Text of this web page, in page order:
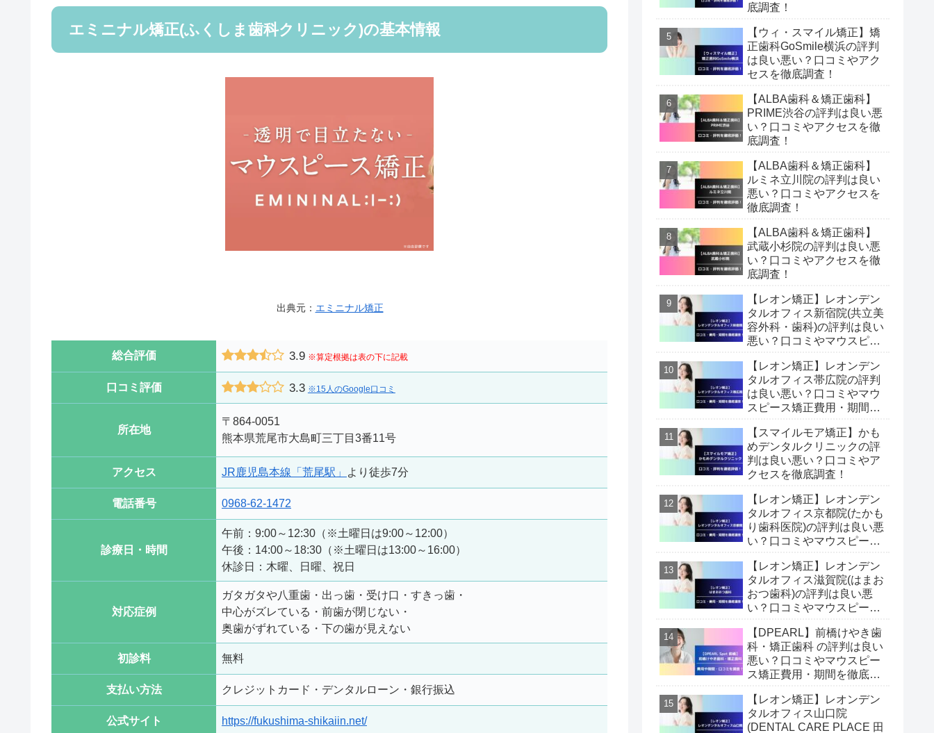
エミニナル矯正(ふくしま歯科クリニック)の基本情報
出典元： エミニナル矯正
総合評価 3.9 ※算定根拠は表の下に記載
口コミ評価 3.3 ※15人のGoogle口コミ
所在地
〒864-0051
熊本県荒尾市大島町三丁目3番11号
アクセス JR鹿児島本線「荒尾駅」 より徒歩7分
電話番号 0968-62-1472
診療日・時間
午前：9:00～12:30（※土曜日は9:00～12:00）
午後：14:00～18:30（※土曜日は13:00～16:00）
休診日：木曜、日曜、祝日
対応症例
ガタガタや八重歯・出っ歯・受け口・すきっ歯・
中心がズレている・前歯が閉じない・
奥歯がずれている・下の歯が見えない
初診料 無料
支払い方法 クレジットカード・デンタルローン・銀行振込
公式サイト https://fukushima-shikaiin.net/
底調査！
【ウィ・スマイル矯正】矯
正歯科GoSmile横浜の評判
は良い悪い？口コミやアク
セスを徹底調査！
【ALBA歯科＆矯正歯科】
PRIME渋谷の評判は良い悪
い？口コミやアクセスを徹
底調査！
【ALBA歯科＆矯正歯科】
ルミネ立川院の評判は良い
悪い？口コミやアクセスを
徹底調査！
【ALBA歯科＆矯正歯科】
武蔵小杉院の評判は良い悪
い？口コミやアクセスを徹
底調査！
【レオン矯正】レオンデン
タルオフィス新宿院(共立美
容外科・歯科)の評判は良い
悪い？口コミやマウスピー
査！
【レオン矯正】レオンデン
タルオフィス帯広院の評判
は良い悪い？口コミやマウ
スピース矯正費用・期間を
【スマイルモア矯正】かも
めデンタルクリニックの評
判は良い悪い？口コミやア
クセスを徹底調査！
【レオン矯正】レオンデン
タルオフィス京都院(たかも
り歯科医院)の評判は良い悪
い？口コミやマウスピース
査！
【レオン矯正】レオンデン
タルオフィス滋賀院(はまお
おつ歯科)の評判は良い悪
い？口コミやマウスピース
査！
【DPEARL】前橋けやき歯
科・矯正歯科 の評判は良い
悪い？口コミやマウスピー
ス矯正費用・期間を徹底調
【レオン矯正】レオンデン
タルオフィス山口院
(DENTAL CARE PLACE 田